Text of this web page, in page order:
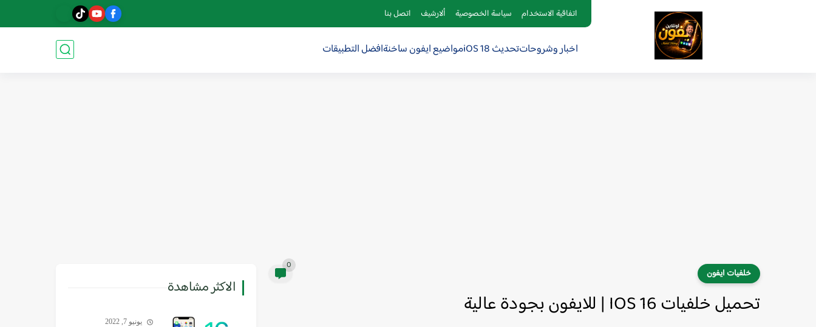
اتفاقية الاستخدام سياسة الخصوصية ألارشيف اتصل بنا
اخبار وشروحاتتحديث iOS 18 مواضيع ايفون ساخنةافضل التطبيقات
خلفيات ايفون
0
تحميل خلفيات IOS 16 | للايفون بجودة عالية
الاكثر مشاهدة
يونيو 7, 2022